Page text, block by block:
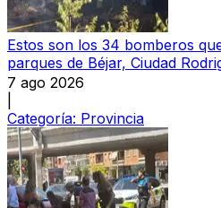
Estos son los 34 bomberos
parques de Béjar, Ciudad
7 ago 2026
Categoría: Provincia